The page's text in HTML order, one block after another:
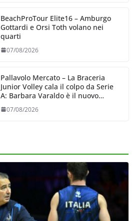
BeachProTour Elite16 – Amburgo
Gottardi e Orsi Toth volano nei
quarti
07/08/2026
Pallavolo Mercato – La Braceria
Junior Volley cala il colpo da Serie
A: Barbara Varaldo è il nuovo
riferimento dell’attacco gialloviola
07/08/2026